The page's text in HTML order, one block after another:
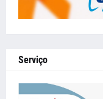
Serviço